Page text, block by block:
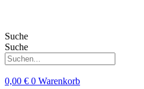
Suche
Suche
0,00 € 0 Warenkorb